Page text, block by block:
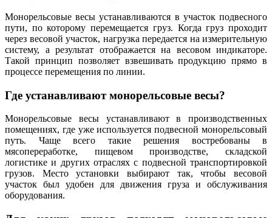
Монорельсовые весы устанавливаются в участок подвесного
пути, по которому перемещается груз. Когда груз проходит
через весовой участок, нагрузка передается на измерительную
систему, а результат отображается на весовом индикаторе.
Такой принцип позволяет взвешивать продукцию прямо в
процессе перемещения по линии.
Где устанавливают монорельсовые весы?
Монорельсовые весы устанавливают в производственных
помещениях, где уже используется подвесной монорельсовый
путь. Чаще всего такие решения востребованы в
мясопереработке, пищевом производстве, складской
логистике и других отраслях с подвесной транспортировкой
грузов. Место установки выбирают так, чтобы весовой
участок был удобен для движения груза и обслуживания
оборудования.